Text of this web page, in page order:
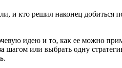
и кто решил наконец добиться
идею и то, как ее можно
шагом или выбрать одну